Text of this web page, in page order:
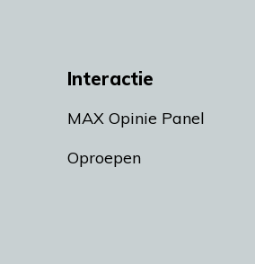
Interactie
MAX Opinie Panel
Oproepen